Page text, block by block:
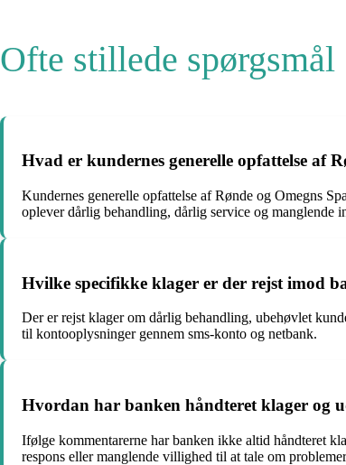
Ofte stillede spørgsmål
Hvad er kundernes generelle opfattelse af
Kundernes generelle opfattelse af Rønde og Omegns
oplever dårlig behandling, dårlig service og
Hvilke specifikke klager er der rejst imod
Der er rejst klager om dårlig behandling, ubehøvlet
til kontooplysninger gennem sms-konto og netbank.
Hvordan har banken håndteret klager og
Ifølge kommentarerne har banken ikke altid håndteret
respons eller manglende villighed til at tale om